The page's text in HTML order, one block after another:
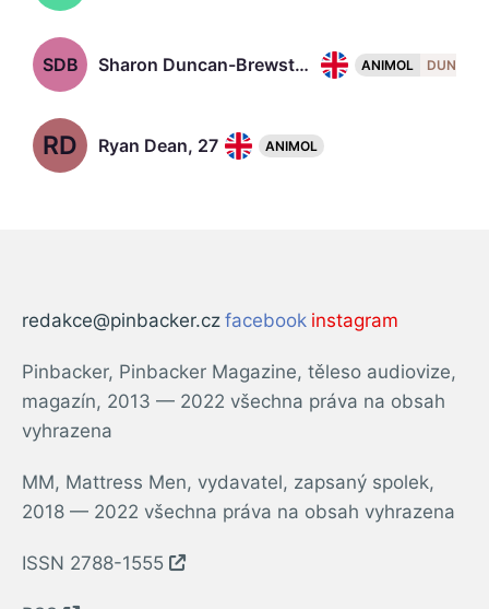
SDB Sharon Duncan-Brewster, 50 ANIMOL DUNA
RD Ryan Dean, 27 ANIMOL
redakce@pinbacker.cz facebook instagram
Pinbacker, Pinbacker Magazine, těleso audiovize,
magazín, 2013 — 2022 všechna práva na obsah
vyhrazena
MM, Mattress Men, vydavatel, zapsaný spolek,
2018 — 2022 všechna práva na obsah vyhrazena
ISSN 2788-1555